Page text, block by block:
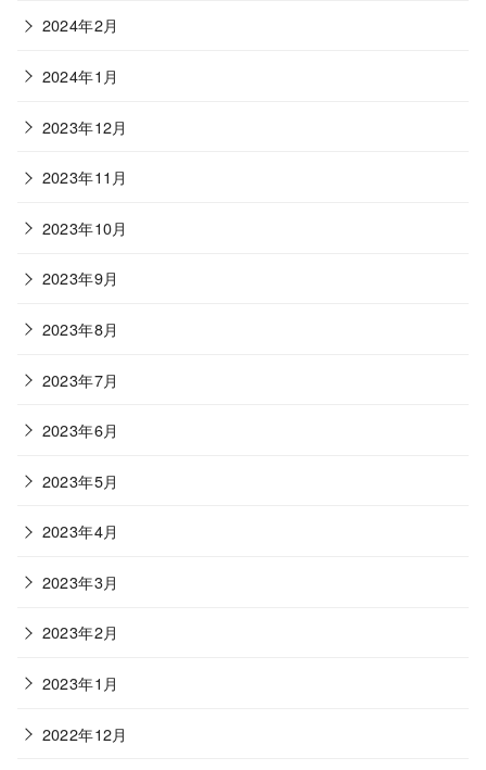
2024年2月
2024年1月
2023年12月
2023年11月
2023年10月
2023年9月
2023年8月
2023年7月
2023年6月
2023年5月
2023年4月
2023年3月
2023年2月
2023年1月
2022年12月